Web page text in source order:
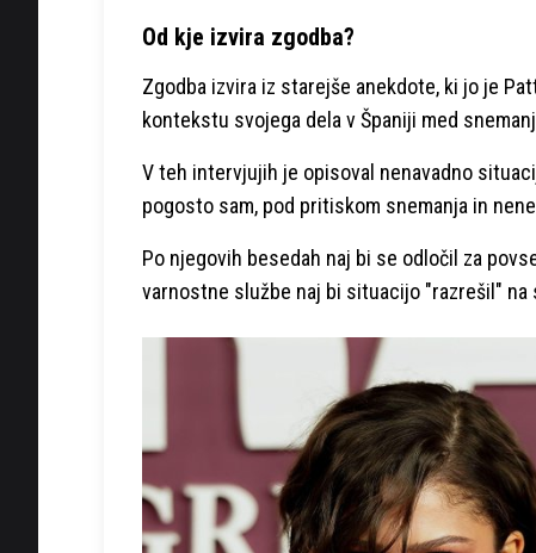
Od kje izvira zgodba?
Zgodba izvira iz starejše anekdote, ki jo je
kontekstu svojega dela v Španiji med
V teh intervjujih je opisoval nenavadno
pogosto sam, pod pritiskom snemanja in
Po njegovih besedah naj bi se odločil za
varnostne službe naj bi situacijo "razrešil" na